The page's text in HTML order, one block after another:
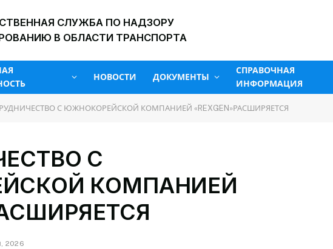
СЛУЖБА ПО НАДЗОРУ
В ОБЛАСТИ ТРАНСПОРТА
НОВОСТИ ДОКУМЕНТЫ
СПРАВОЧНАЯ
ИНФОРМАЦИЯ
С ЮЖНОКОРЕЙСКОЙ КОМПАНИЕЙ «REXGEN»РАСШИРЯЕТСЯ
С
КОМПАНИЕЙ
2026